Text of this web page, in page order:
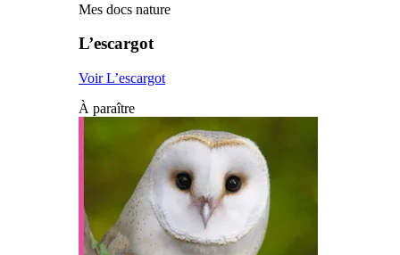
Mes docs nature
L’escargot
Voir L’escargot
À paraître